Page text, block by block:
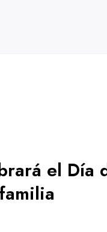
el Día